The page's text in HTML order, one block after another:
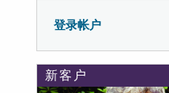
登录帐户
新客户